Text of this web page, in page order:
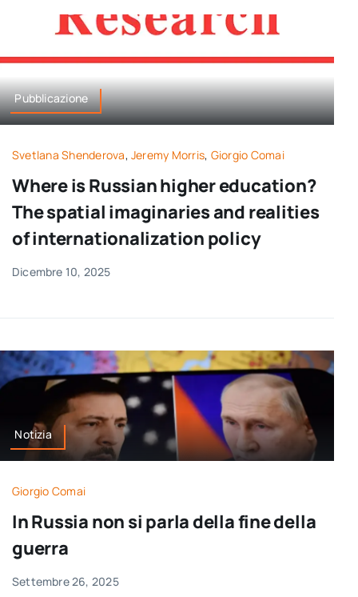
Pubblicazione
Svetlana Shenderova,Jeremy Morris, Giorgio Comai
Where is Russian higher education?
The spatial imaginaries and realities
of internationalization policy
Dicembre 10, 2025
Notizia
Giorgio Comai
In Russia non si parla della fine della
guerra
Settembre 26, 2025